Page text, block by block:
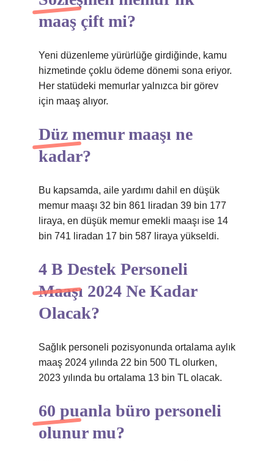
maaş çift mi?
Yeni düzenleme yürürlüğe girdiğinde, kamu
hizmetinde çoklu ödeme dönemi sona eriyor.
Her statüdeki memurlar yalnızca bir görev
için maaş alıyor.
Düz memur maaşı ne
kadar?
Bu kapsamda, aile yardımı dahil en düşük
memur maaşı 32 bin 861 liradan 39 bin 177
liraya, en düşük memur emekli maaşı ise 14
bin 741 liradan 17 bin 587 liraya yükseldi.
4 B Destek Personeli
Maaşı 2024 Ne Kadar
Olacak?
Sağlık personeli pozisyonunda ortalama aylık
maaş 2024 yılında 22 bin 500 TL olurken,
2023 yılında bu ortalama 13 bin TL olacak.
60 puanla büro personeli
olunur mu?